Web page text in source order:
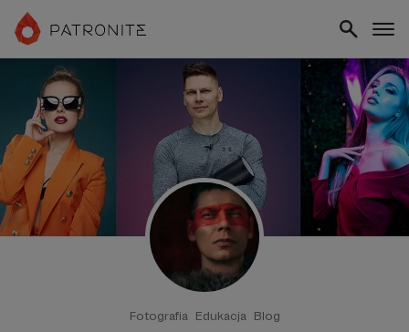
Fotografia Edukacja Blog